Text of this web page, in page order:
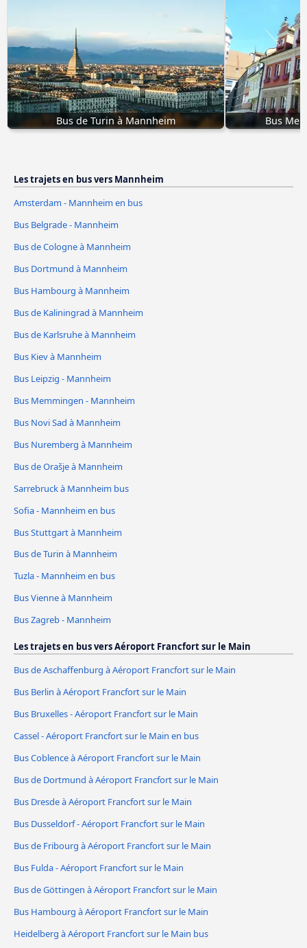
Bus de Turin à Mannheim Bus
Les trajets en bus vers Mannheim
Amsterdam - Mannheim en bus
Bus Belgrade - Mannheim
Bus de Cologne à Mannheim
Bus Dortmund à Mannheim
Bus Hambourg à Mannheim
Bus de Kaliningrad à Mannheim
Bus de Karlsruhe à Mannheim
Bus Kiev à Mannheim
Bus Leipzig - Mannheim
Bus Memmingen - Mannheim
Bus Novi Sad à Mannheim
Bus Nuremberg à Mannheim
Bus de Orašje à Mannheim
Sarrebruck à Mannheim bus
Sofia - Mannheim en bus
Bus Stuttgart à Mannheim
Bus de Turin à Mannheim
Tuzla - Mannheim en bus
Bus Vienne à Mannheim
Bus Zagreb - Mannheim
Les trajets en bus vers Aéroport Francfort sur le Main
Bus de Aschaffenburg à Aéroport Francfort sur le Main
Bus Berlin à Aéroport Francfort sur le Main
Bus Bruxelles - Aéroport Francfort sur le Main
Cassel - Aéroport Francfort sur le Main en bus
Bus Coblence à Aéroport Francfort sur le Main
Bus de Dortmund à Aéroport Francfort sur le Main
Bus Dresde à Aéroport Francfort sur le Main
Bus Dusseldorf - Aéroport Francfort sur le Main
Bus de Fribourg à Aéroport Francfort sur le Main
Bus Fulda - Aéroport Francfort sur le Main
Bus de Göttingen à Aéroport Francfort sur le Main
Bus Hambourg à Aéroport Francfort sur le Main
Heidelberg à Aéroport Francfort sur le Main bus